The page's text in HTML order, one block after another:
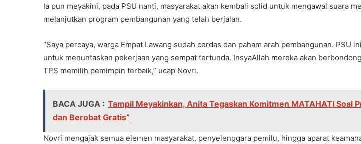
Ia pun meyakini, pada PSU nanti, masyarakat akan kembali solid untuk mengawal suara
melanjutkan program pembangunan yang telah berjalan.
“Saya percaya, warga Empat Lawang sudah cerdas dan paham arah pembangunan. PSU
untuk menuntaskan pekerjaan yang sempat tertunda. InsyaAllah mereka akan
TPS memilih pemimpin terbaik,” ucap Novri.
BACA JUGA : Tampil Meyakinkan, Anita Tegaskan Komitmen MATAHATI Soal
dan Berobat Gratis”
Novri mengajak semua elemen masyarakat, penyelenggara pemilu, hingga aparat